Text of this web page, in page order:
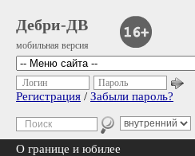
Дебри-ДВ
мобильная версия
Логин Пароль
Регистрация / Забыли пароль?
О границе и юбилее